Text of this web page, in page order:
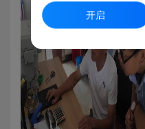
开启